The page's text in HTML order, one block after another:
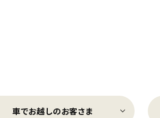
車でお越しのお客さま